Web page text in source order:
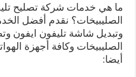
ما هي خدمات شركة تصليح
الصليبيخات؟ نقدم أفضل
وتبديل شاشة تليفون
الصليبيخات وكافة أجهزة
أيضا: